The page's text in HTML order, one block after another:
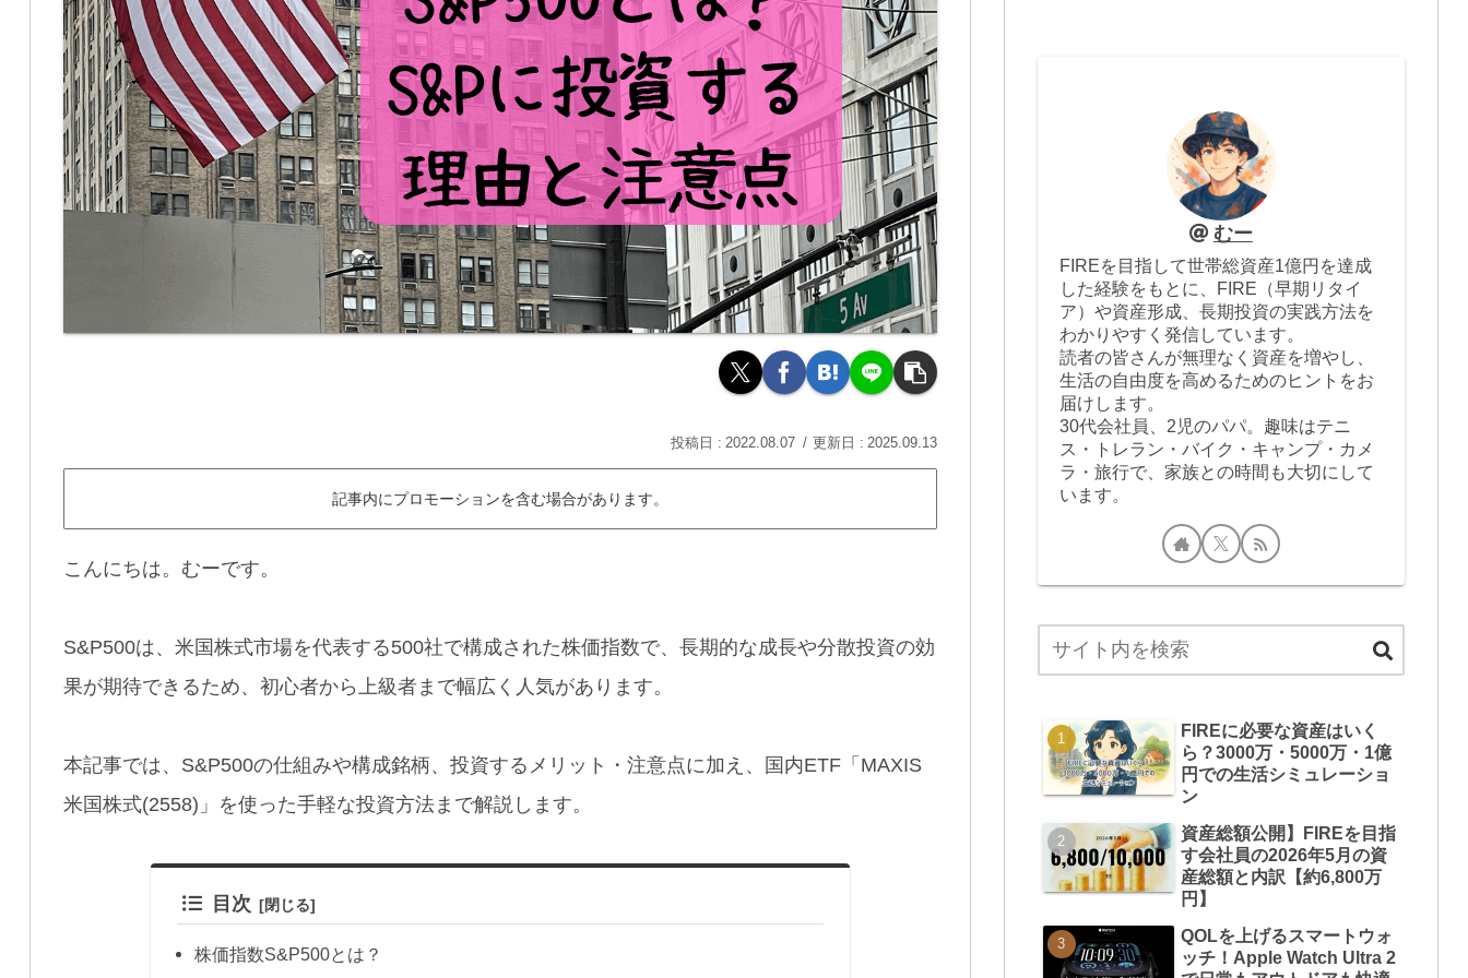
2022.08.07 2025.09.13
記事内にプロモーションを含む場合があります。
こんにちは。むーです。
S&P500は、米国株式市場を代表する500社で構成された株価指数で、長期的な成長や分散投資の効
果が期待できるため、初心者から上級者まで幅広く人気があります。
本記事では、S&P500の仕組みや構成銘柄、投資するメリット・注意点に加え、国内ETF「MAXIS
米国株式(2558)」を使った手軽な投資方法まで解説します。
目次
株価指数S&P500とは？
むー
FIREを目指して世帯総資産1億円を達成
した経験をもとに、FIRE（早期リタイ
ア）や資産形成、長期投資の実践方法を
わかりやすく発信しています。
読者の皆さんが無理なく資産を増やし、
生活の自由度を高めるためのヒントをお
届けします。
30代会社員、2児のパパ。趣味はテニ
ス・トレラン・バイク・キャンプ・カメ
ラ・旅行で、家族との時間も大切にして
います。
FIREに必要な資産はいく
ら？3000万・5000万・1億
円での生活シミュレーショ
ン
資産総額公開】FIREを目指
す会社員の2026年5月の資
産総額と内訳【約6,800万
円】
QOLを上げるスマートウォ
ッチ！Apple Watch Ultra 2